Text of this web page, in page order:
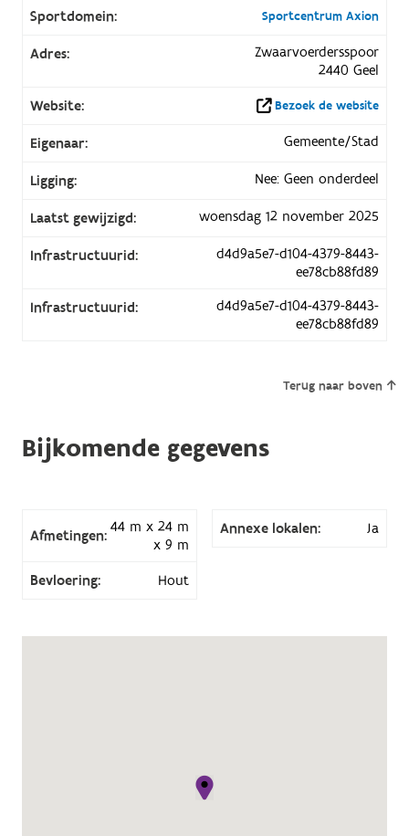
Sportdomein: Sportcentrum Axion
Adres:
Zwaarvoerdersspoor
2440 Geel
Website:
Bezoek de website
Eigenaar: Gemeente/Stad
Ligging: Nee: Geen onderdeel
Laatst gewijzigd: woensdag 12 november 2025
Infrastructuurid:
d4d9a5e7-d104-4379-8443-
ee78cb88fd89
Infrastructuurid:
d4d9a5e7-d104-4379-8443-
ee78cb88fd89
Terug naar boven
Bijkomende gegevens
Afmetingen: 44 m x 24 m
x 9 m
Annexe lokalen: Ja
Bevloering: Hout